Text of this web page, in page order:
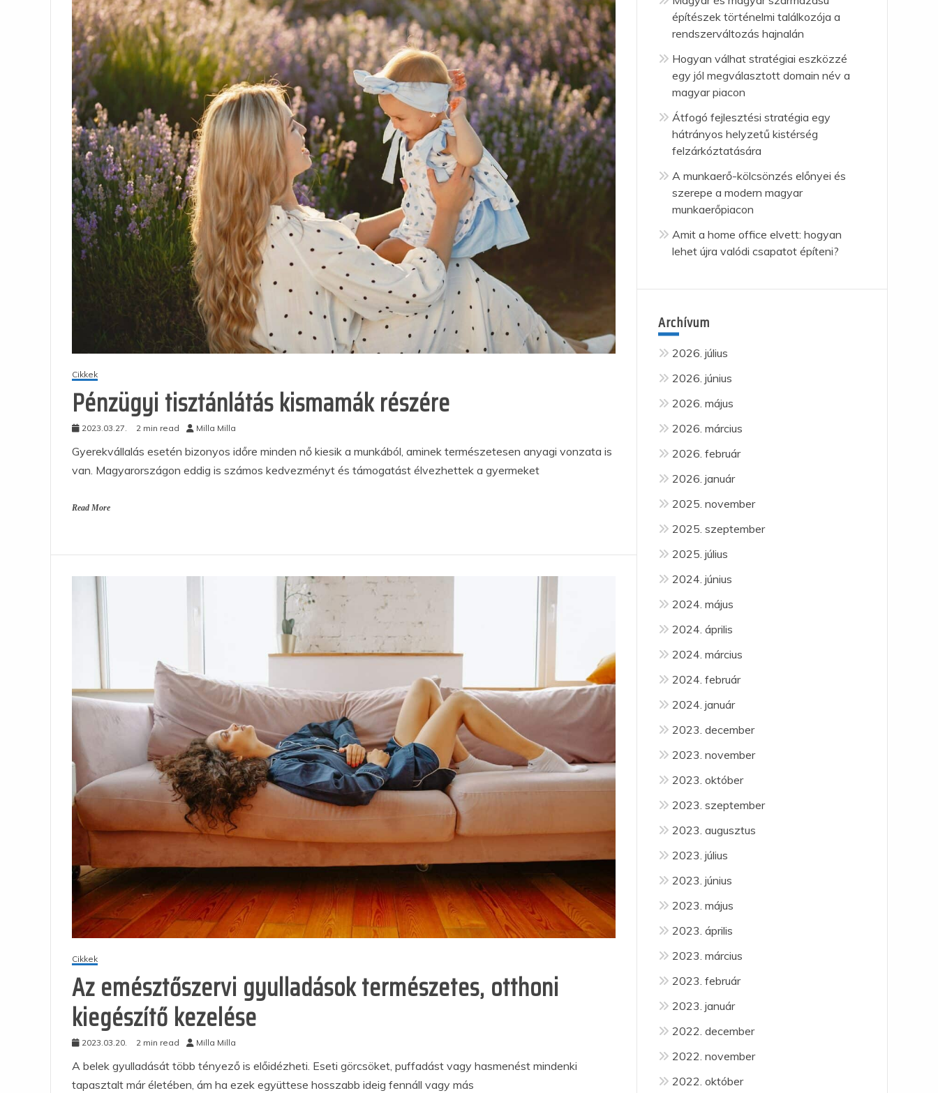
Cikkek
Pénzügyi tisztánlátás kismamák részére
2023.03.27. 2 min read Milla Milla
Gyerekvállalás esetén bizonyos időre minden nő kiesik a munkából, aminek természetesen anyagi vonzata is
van. Magyarországon eddig is számos kedvezményt és támogatást élvezhettek a gyermeket
Read More
Cikkek
Az emésztőszervi gyulladások természetes, otthoni
kiegészítő kezelése
2023.03.20. 2 min read Milla Milla
A belek gyulladását több tényező is előidézheti. Eseti görcsöket, puffadást vagy hasmenést mindenki
tapasztalt már életében, ám ha ezek együttese hosszabb ideig fennáll vagy más
építészek történelmi találkozója a
rendszerváltozás hajnalán
Hogyan válhat stratégiai eszközzé
egy jól megválasztott domain név a
magyar piacon
Átfogó fejlesztési stratégia egy
hátrányos helyzetű kistérség
felzárkóztatására
A munkaerő-kölcsönzés előnyei és
szerepe a modern magyar
munkaerőpiacon
Amit a home office elvett: hogyan
lehet újra valódi csapatot építeni?
Archívum
2026. július
2026. június
2026. május
2026. március
2026. február
2026. január
2025. november
2025. szeptember
2025. július
2024. június
2024. május
2024. április
2024. március
2024. február
2024. január
2023. december
2023. november
2023. október
2023. szeptember
2023. augusztus
2023. július
2023. június
2023. május
2023. április
2023. március
2023. február
2023. január
2022. december
2022. november
2022. október